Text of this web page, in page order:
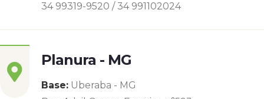
34 99319-9520 / 34 991102024
Planura - MG
Base: Uberaba - MG